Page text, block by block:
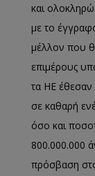
και
με το
μέλλον που
επιμέρους
τα ΗΕ
σε καθαρή
όσο και
800.000.000
πρόσβαση